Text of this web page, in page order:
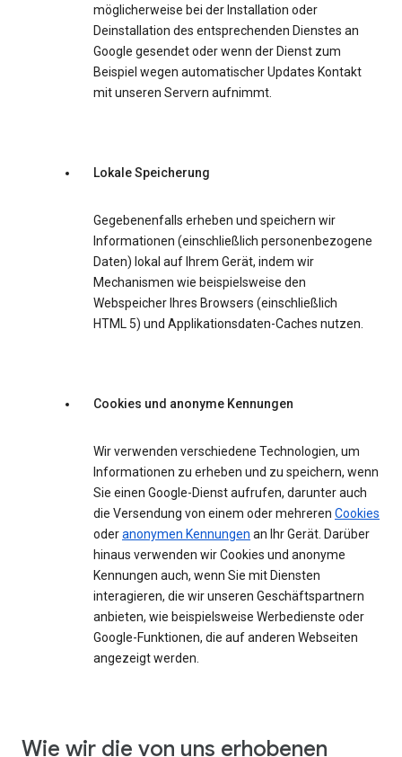
möglicherweise bei der Installation oder
Deinstallation des entsprechenden Dienstes an
Google gesendet oder wenn der Dienst zum
Beispiel wegen automatischer Updates Kontakt
mit unseren Servern aufnimmt.
Lokale Speicherung
Gegebenenfalls erheben und speichern wir
Informationen (einschließlich personenbezogene
Daten) lokal auf Ihrem Gerät, indem wir
Mechanismen wie beispielsweise den
Webspeicher Ihres Browsers (einschließlich
HTML 5) und Applikationsdaten-Caches nutzen.
Cookies und anonyme Kennungen
Wir verwenden verschiedene Technologien, um
Informationen zu erheben und zu speichern, wenn
Sie einen Google-Dienst aufrufen, darunter auch
die Versendung von einem oder mehreren Cookies
oderanonymen Kennungen an Ihr Gerät. Darüber
hinaus verwenden wir Cookies und anonyme
Kennungen auch, wenn Sie mit Diensten
interagieren, die wir unseren Geschäftspartnern
anbieten, wie beispielsweise Werbedienste oder
Google-Funktionen, die auf anderen Webseiten
angezeigt werden.
Wie wir die von uns erhobenen